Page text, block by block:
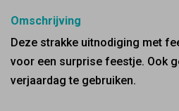
Omschrijving
Deze strakke uitnodiging met
voor een surprise feestje. Ook
verjaardag te gebruiken.